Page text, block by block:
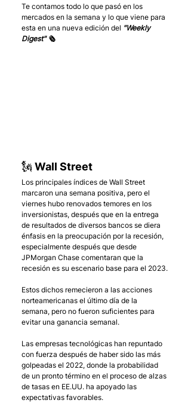
Te contamos todo lo que pasó en los
mercados en la semana y lo que viene para
esta en una nueva edición del "Weekly
Digest" 🗞
🗽 Wall Street
Los principales índices de Wall Street
marcaron una semana positiva, pero el
viernes hubo renovados temores en los
inversionistas, después que en la entrega
de resultados de diversos bancos se diera
énfasis en la preocupación por la recesión,
especialmente después que desde
JPMorgan Chase comentaran que la
recesión es su escenario base para el 2023.
Estos dichos remecieron a las acciones
norteamericanas el último día de la
semana, pero no fueron suficientes para
evitar una ganancia semanal.
Las empresas tecnológicas han repuntado
con fuerza después de haber sido las más
golpeadas el 2022, donde la probabilidad
de un pronto término en el proceso de alzas
de tasas en EE.UU. ha apoyado las
expectativas favorables.